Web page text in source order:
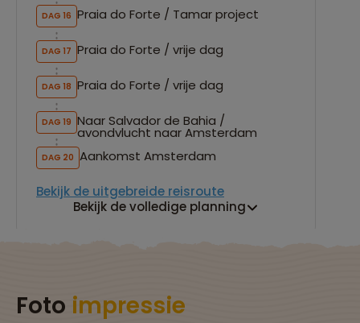
DAG 16 Praia do Forte / Tamar project
DAG 17 Praia do Forte / vrije dag
DAG 18 Praia do Forte / vrije dag
DAG 19 Naar Salvador de Bahia /
avondvlucht naar Amsterdam
DAG 20 Aankomst Amsterdam
Bekijk de uitgebreide reisroute
Bekijk de volledige planning
Foto impressie